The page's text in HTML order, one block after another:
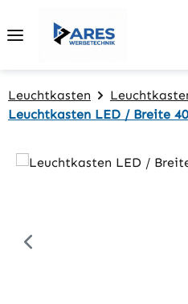
Leuchtkasten
Leuchtkasten LED / Breite
Bildergalerie überspringen